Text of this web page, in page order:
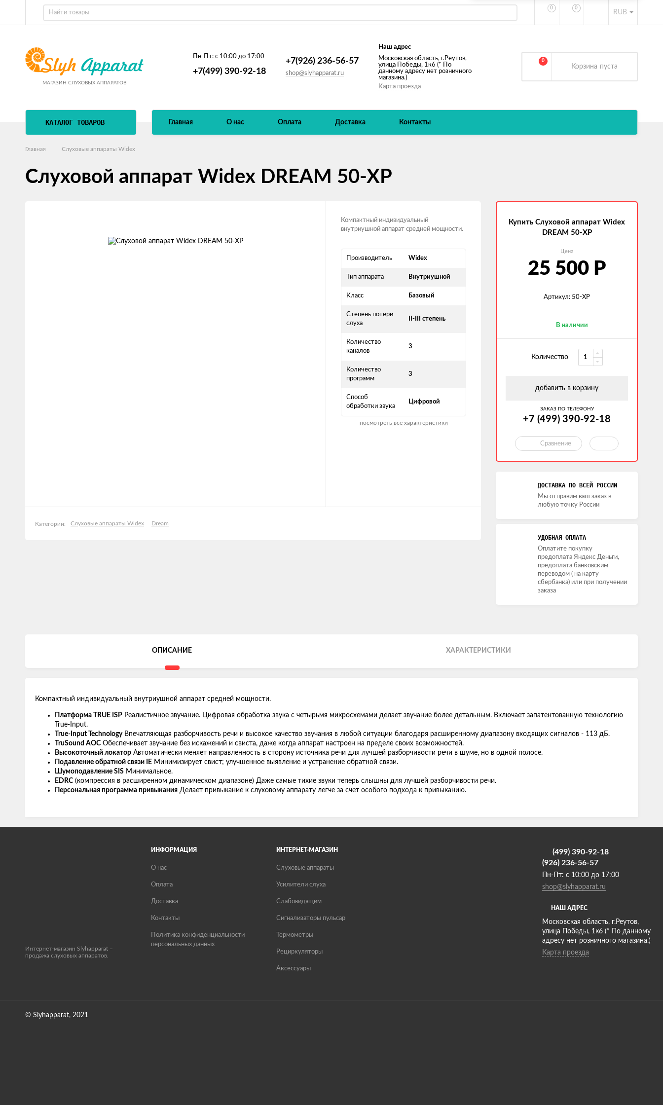
0 0
RUB
МАГАЗИН СЛУХОВЫХ АППАРАТОВ
Пн-Пт: с 10:00 до 17:00
+7(499) 390-92-18
+7(926) 236-56-57
shop@slyhapparat.ru
Наш адрес
Московская область, г.Реутов,
улица Победы, 1к6 (* По
данному адресу нет розничного
магазина.)
Карта проезда
0
Корзина пуста
КАТАЛОГ ТОВАРОВ Главная О нас Оплата Доставка Контакты
Главная Слуховые аппараты Widex
Слуховой аппарат Widex DREAM 50-XP
​Компактный индивидуальный
внутриушной аппарат средней мощности.
Производитель Widex
Тип аппарата Внутриушной
Класс Базовый
Степень потери
слуха
II-III степень
Количество
каналов
3
Количество
программ
3
Способ
обработки звука
Цифровой
посмотреть все характеристики
Категории: Слуховые аппараты Widex Dream
Купить Слуховой аппарат Widex
DREAM 50-XP
Цена
25 500 Р
Артикул: 50-XP
В наличии
Количество
добавить в корзину
ЗАКАЗ ПО ТЕЛЕФОНУ
+7 (499) 390-92-18
Сравнение
ДОСТАВКА ПО ВСЕЙ РОССИИ
Мы отправим ваш заказ в
любую точку России
УДОБНАЯ ОПЛАТА
Оплатите покупку
предоплата Яндекс Деньги,
предоплата банковским
переводом ( на карту
сбербанка) или при получении
заказа
ОПИСАНИЕ ХАРАКТЕРИСТИКИ
Компактный индивидуальный внутриушной аппарат средней мощности.
Платформа TRUE ISP Реалистичное звучание. Цифровая обработка звука с четырьмя микросхемами делает звучание более детальным. Включает запатентованную технологию
True-Input.
True-Input TechnologyВпечатляющая разборчивость речи и высокое качество звучания в любой ситуации благодаря расширенному диапазону входящих сигналов - 113 дБ.
TruSound AOC Обеспечивает звучание без искажений и свиста, даже когда аппарат настроен на пределе своих возможностей.
Высокоточный локатор Автоматически меняет направленность в сторону источника речи для лучшей разборчивости речи в шуме, но в одной полосе.
Подавление обратной связи IE Минимизирует свист; улучшенное выявление и устранение обратной связи.
Шумоподавление SIS Минимальное.
EDRC (компрессия в расширенном динамическом диапазоне) Даже самые тихие звуки теперь слышны для лучшей разборчивости речи.
Персональная программа привыкания Делает привыкание к слуховому аппарату легче за счет особого подхода к привыканию.
Интернет-магазин Slyhapparat –
продажа слуховых аппаратов.
ИНФОРМАЦИЯ
О нас
Оплата
Доставка
Контакты
Политика конфиденциальности
персональных данных
ИНТЕРНЕТ-МАГАЗИН
Слуховые аппараты
Усилители слуха
Слабовидящим
Сигнализаторы пульсар
Термометры
Рециркуляторы
Аксессуары
НАШ АДРЕС
Московская область, г.Реутов,
улица Победы, 1к6 (* По данному
адресу нет розничного магазина.)
Карта проезда
(499) 390-92-18
(926) 236-56-57
Пн-Пт: с 10:00 до 17:00
shop@slyhapparat.ru
© Slyhapparat, 2021